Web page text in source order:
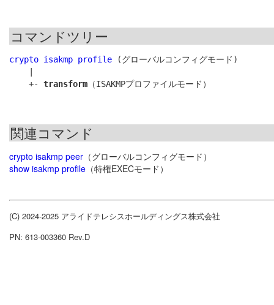
コマンドツリー
crypto isakmp profile (グローバルコンフィグモード)
    +-
transform
関連コマンド
crypto isakmp peer （グローバルコンフィグモード）
show isakmp profile （特権EXECモード）
(C) 2024-2025 アライドテレシスホールディングス株式会社
PN: 613-003360 Rev.D